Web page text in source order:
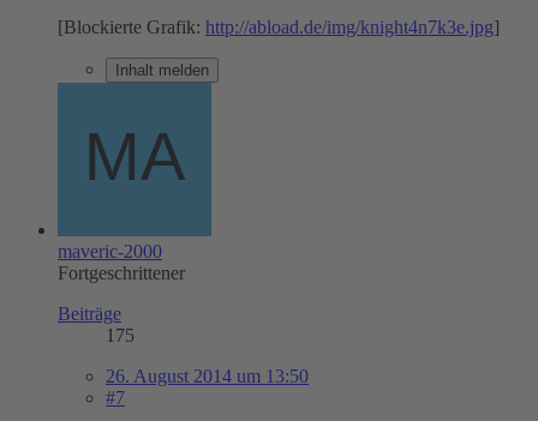
[Blockierte Grafik: http://abload.de/img/knight4n7k3e.jpg]
Inhalt melden
maveric-2000
Fortgeschrittener
Beiträge
175
26. August 2014 um 13:50
#7